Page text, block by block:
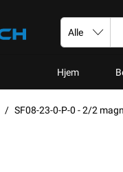
Hjem
SF08-23-0-P-0 - 2/2